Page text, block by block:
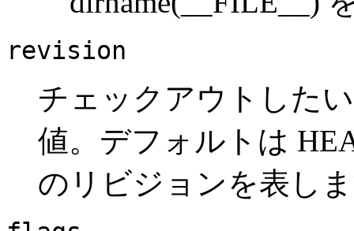
revision
チェックアウトした
値。デフォルトは
のリビジョンを表し